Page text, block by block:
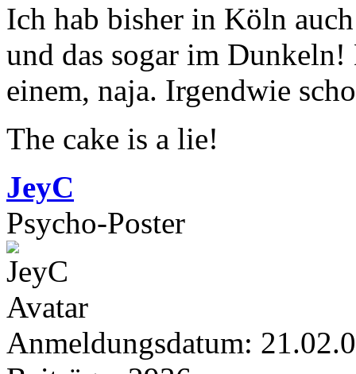
Ich hab bisher in Köln
und das sogar im
einem, naja. Irgendwie
The cake is a lie!
JeyC
Psycho-Poster
Anmeldungsdatum: